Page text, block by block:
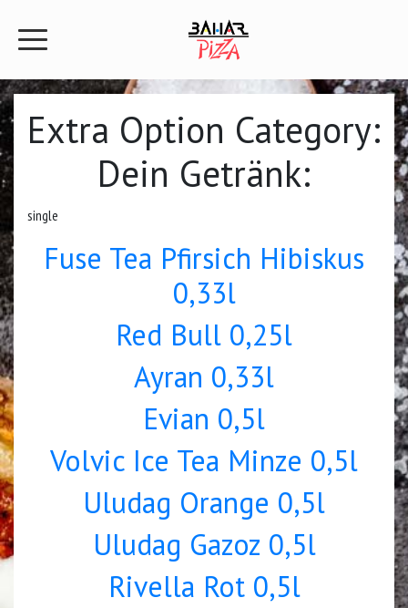
Extra Option Category:
Dein Getränk:
single
Fuse Tea Pfirsich Hibiskus
0,33l
Red Bull 0,25l
Ayran 0,33l
Evian 0,5l
Volvic Ice Tea Minze 0,5l
Uludag Orange 0,5l
Uludag Gazoz 0,5l
Rivella Rot 0,5l